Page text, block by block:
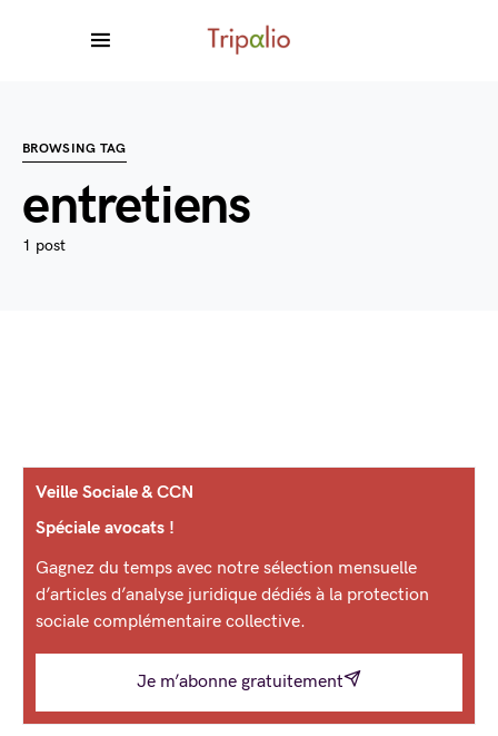
BROWSING TAG
entretiens
1 post
Veille Sociale & CCN
Spéciale avocats !
Gagnez du temps avec notre sélection mensuelle
d’articles d’analyse juridique dédiés à la protection
sociale complémentaire collective.
Je m’abonne gratuitement